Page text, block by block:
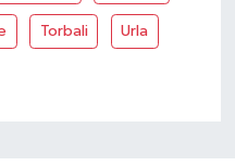
Torbali Urla